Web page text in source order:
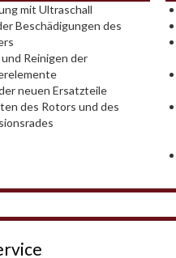
mit Ultraschall
Beschädigungen des
Reinigen der
neuen Ersatzteile
des Rotors und des